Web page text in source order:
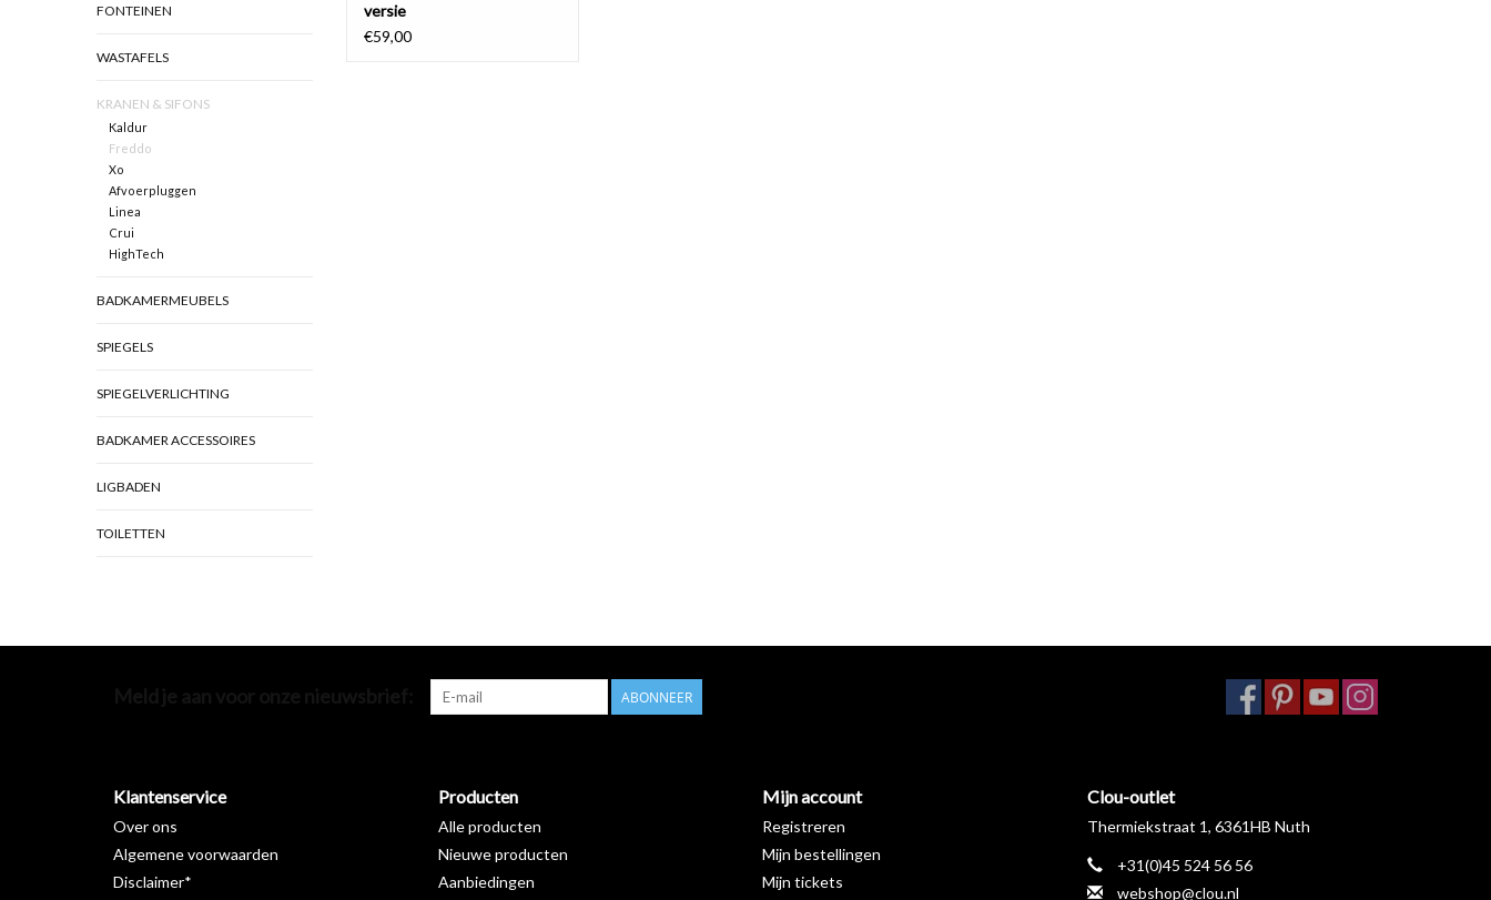
FONTEINEN
WASTAFELS
KRANEN & SIFONS
Kaldur
Freddo
Xo
Afvoerpluggen
Linea
Crui
HighTech
BADKAMERMEUBELS
SPIEGELS
SPIEGELVERLICHTING
BADKAMER ACCESSOIRES
LIGBADEN
TOILETTEN
versie
€59,00
ABONNEER
Klantenservice
Over ons
Algemene voorwaarden
Disclaimer*
Producten
Alle producten
Nieuwe producten
Aanbiedingen
Mijn account
Registreren
Mijn bestellingen
Mijn tickets
Clou-outlet
Thermiekstraat 1, 6361HB Nuth
+31(0)45 524 56 56
webshop@clou.nl